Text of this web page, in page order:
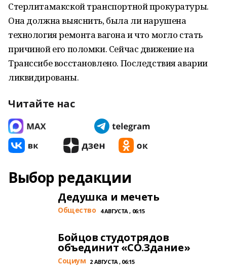
Стерлитамакской транспортной прокуратуры.
Она должна выяснить, была ли нарушена
технология ремонта вагона и что могло стать
причиной его поломки. Сейчас движение на
Транссибе восстановлено. Последствия аварии
ликвидированы.
Читайте нас
Выбор редакции
Дедушка и мечеть
Общество 4 АВГУСТА , 06:15
Бойцов студотрядов
объединит «СО.Здание»
Cоциум 2 АВГУСТА , 06:15